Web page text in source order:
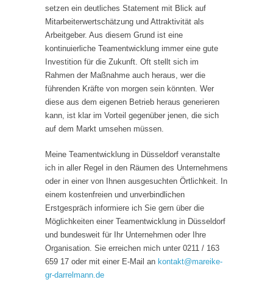
setzen ein deutliches Statement mit Blick auf
Mitarbeiterwertschätzung und Attraktivität als
Arbeitgeber. Aus diesem Grund ist eine
kontinuierliche Teamentwicklung immer eine gute
Investition für die Zukunft. Oft stellt sich im
Rahmen der Maßnahme auch heraus, wer die
führenden Kräfte von morgen sein könnten. Wer
diese aus dem eigenen Betrieb heraus generieren
kann, ist klar im Vorteil gegenüber jenen, die sich
auf dem Markt umsehen müssen.
Meine Teamentwicklung in Düsseldorf veranstalte
ich in aller Regel in den Räumen des Unternehmens
oder in einer von Ihnen ausgesuchten Örtlichkeit. In
einem kostenfreien und unverbindlichen
Erstgespräch informiere ich Sie gern über die
Möglichkeiten einer Teamentwicklung in Düsseldorf
und bundesweit für Ihr Unternehmen oder Ihre
Organisation. Sie erreichen mich unter 0211 / 163
659 17 oder mit einer E-Mail an kontakt@mareike-
gr-darrelmann.de